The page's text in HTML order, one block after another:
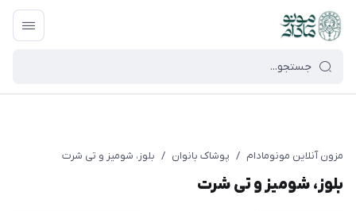
google-site-verification=UkFKasNatN7FPdBOwdojHjkgfDasi-
9oGygsJEdAZik
مزون آنلاین مونومادام / پوشاک بانوان / بلوز، شومیز و تی شرت
بلوز، شومیز و تی شرت